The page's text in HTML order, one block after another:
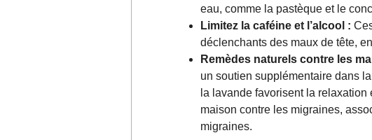
eau, comme la pastèque et le
Limitez la caféine et l’alcool :
déclenchants des maux de tête,
Remèdes naturels contre les
un soutien supplémentaire dans
la lavande favorisent la
maison contre les migraines,
migraines.